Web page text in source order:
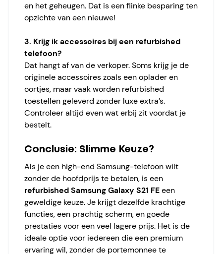
en het geheugen. Dat is een flinke besparing ten
opzichte van een nieuwe!
3. Krijg ik accessoires bij een refurbished
telefoon?
Dat hangt af van de verkoper. Soms krijg je de
originele accessoires zoals een oplader en
oortjes, maar vaak worden refurbished
toestellen geleverd zonder luxe extra’s.
Controleer altijd even wat erbij zit voordat je
bestelt.
Conclusie: Slimme Keuze?
Als je een high-end Samsung-telefoon wilt
zonder de hoofdprijs te betalen, is een
refurbished Samsung Galaxy S21 FEeen
geweldige keuze. Je krijgt dezelfde krachtige
functies, een prachtig scherm, en goede
prestaties voor een veel lagere prijs. Het is de
ideale optie voor iedereen die een premium
ervaring wil, zonder de portemonnee te